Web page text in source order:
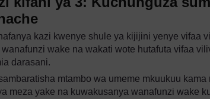
kazi kwenye shule ya kijijini yenye vifaa
wanafunzi wake na wakati wote hutafuta vifaa
darasani.
mtambo wa umeme mkuukuu kama
meza yake na kuwakusanya wanafunzi wake